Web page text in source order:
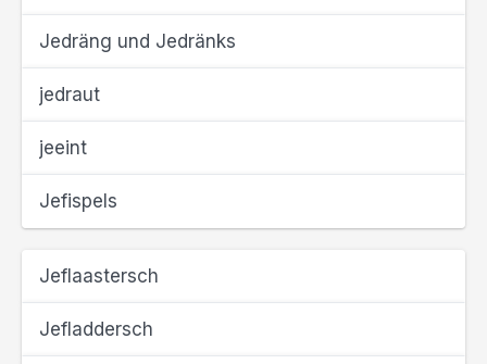
Jedräng und Jedränks
jedraut
jeeint
Jefispels
Jeflaastersch
Jefladdersch